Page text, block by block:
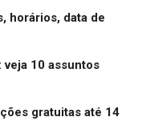
horários, data de
veja 10 assuntos
gratuitas até 14